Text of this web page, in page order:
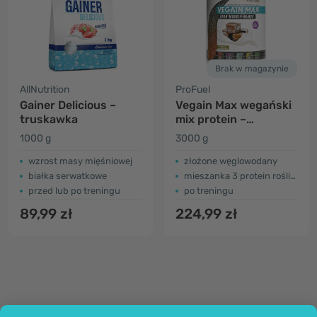
AllNutrition
Gainer Delicious –
truskawka
1000 g
wzrost masy mięśniowej
białka serwatkowe
przed lub po treningu
89,99 zł
Brak w magazynie
ProFuel
Vegain Max wegański
mix protein –
czekoladowy brownie
3000 g
złożone węglowodany
mieszanka 3 protein roślinnych
po treningu
224,99 zł